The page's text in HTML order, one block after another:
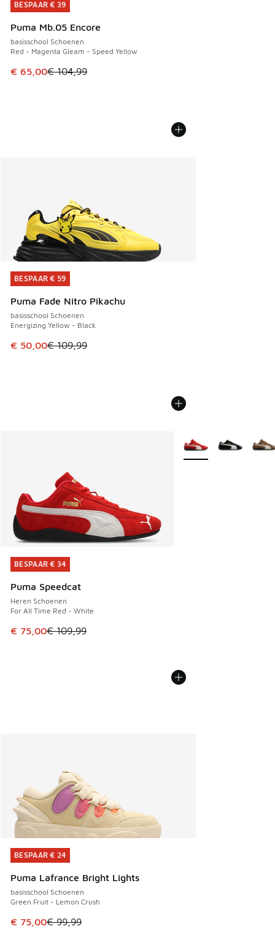
BESPAAR € 39
Puma Mb.05 Encore
basisschool Schoenen
Red - Magenta Gleam - Speed Yellow
Dit artikel is in de uitverkoop. Dit artikel is in de
€ 65,00€ 104,99
BESPAAR € 39
BESPAAR € 59
Puma Fade Nitro Pikachu
basisschool Schoenen
Energizing Yellow - Black
Dit artikel is in de uitverkoop. Dit artikel is in de
€ 50,00€ 109,99
BESPAAR € 59
BESPAAR € 34
Puma Speedcat
Heren Schoenen
For All Time Red - White
Dit artikel is in de uitverkoop. Dit artikel is in de
€ 75,00€ 109,99
BESPAAR € 34
Meer kleuren
BESPAAR € 24
Puma Lafrance Bright Lights
basisschool Schoenen
Green Fruit - Lemon Crush
Dit artikel is in de uitverkoop. Dit artikel is in de
€ 75,00€ 99,99
BESPAAR € 24